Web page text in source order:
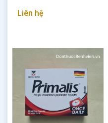
Liên hệ